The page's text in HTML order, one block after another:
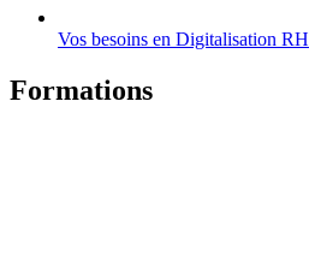
Vos besoins en Digitalisation RH
Formations